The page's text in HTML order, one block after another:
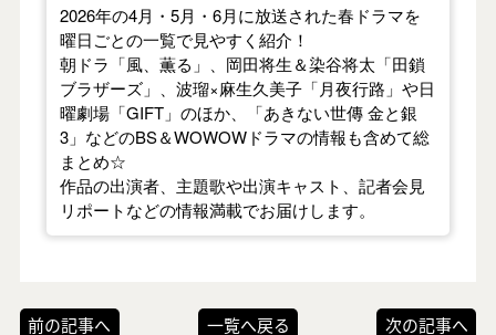
2026年の4月・5月・6月に放送された春ドラマを
曜日ごとの一覧で見やすく紹介！
朝ドラ「風、薫る」、岡田将生＆染谷将太「田鎖
ブラザーズ」、波瑠×麻生久美子「月夜行路」や日
曜劇場「GIFT」のほか、「あきない世傳 金と銀
3」などのBS＆WOWOWドラマの情報も含めて総
まとめ☆
作品の出演者、主題歌や出演キャスト、記者会見
リポートなどの情報満載でお届けします。
前の記事へ 一覧へ戻る 次の記事へ